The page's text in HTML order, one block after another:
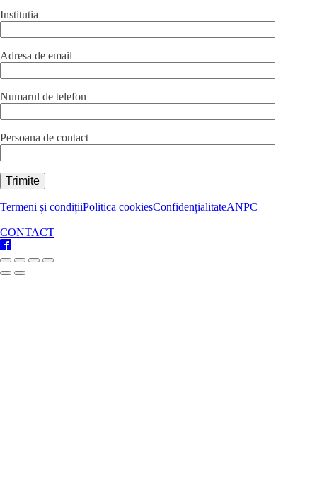
(H)170
mm,
banda
cu
mm
Institutia
Adresa de email
Numarul de telefon
Persoana de contact
Termeni și condițiiPolitica cookiesConfidențialitateANPC
CONTACT